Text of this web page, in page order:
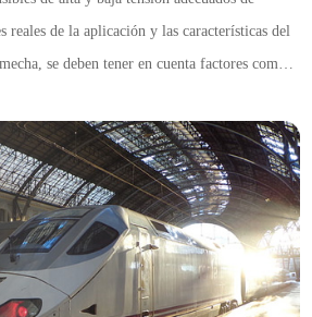
reales de la aplicación y las características del
se deben tener en cuenta factores como
nominal, la capacidad de fusión y el